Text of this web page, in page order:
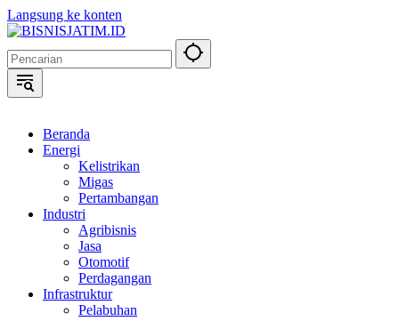
Langsung ke konten
Beranda
Energi
Kelistrikan
Migas
Pertambangan
Industri
Agribisnis
Jasa
Otomotif
Perdagangan
Infrastruktur
Pelabuhan